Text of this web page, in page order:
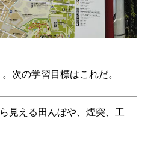
次の学習目標はこれだ。
見える田んぼや、煙突、工